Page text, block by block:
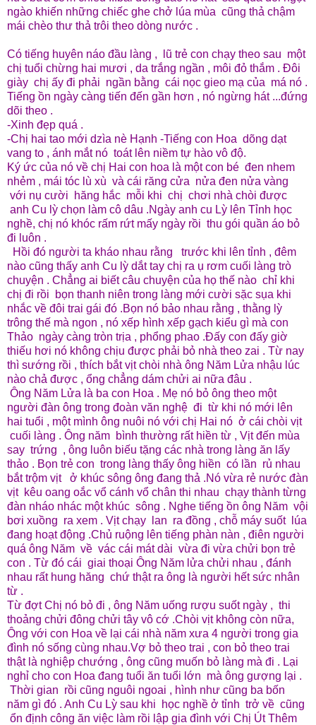
ngào khiến những chiếc ghe chở lúa mùa cũng thả chậm
mái chèo thư thả trôi theo dòng nước .
Có tiếng huyên náo đầu làng , lũ trẻ con chạy theo sau một
chị tuổi chừng hai mươi , da trắng ngần , môi đỏ thắm . Đôi
giày chị ấy đi phải ngần bằng cái nọc gieo mạ của má nó .
Tiếng ồn ngày càng tiến đến gần hơn , nó ngừng hát ...đứng
dõi theo .
-Xinh đẹp quá .
-Chị hai tao mới dzìa nè Hạnh -Tiếng con Hoa dõng dạt
vang to , ánh mắt nó toát lên niềm tự hào vô độ.
Ký ức của nó về chị Hai con hoa là một con bé đen nhem
nhẻm , mái tóc lù xù và cái răng cửa nửa đen nửa vàng
với nụ cười hăng hắc mỗi khi chị chơi nhà chòi được
anh Cu lỳ chọn làm cô dâu .Ngày anh cu Lỳ lên Tỉnh học
nghề, chị nó khóc rấm rứt mấy ngày rồi thu gói quần áo bỏ
đi luôn .
Hồi đó người ta kháo nhau rằng trước khi lên tỉnh , đêm
nào cũng thấy anh Cu lỳ dắt tay chị ra ụ rơm cuối làng trò
chuyện . Chẳng ai biết câu chuyện của họ thế nào chỉ khi
chị đi rồi bọn thanh niên trong làng mới cười sặc sụa khi
nhắc về đôi trai gái đó .Bọn nó bảo nhau rằng , thằng lỳ
trông thế mà ngon , nó xếp hình xếp gạch kiểu gì mà con
Thảo ngày càng tròn trịa , phổng phao .Đấy con đấy giờ
thiếu hơi nó không chịu được phải bỏ nhà theo zai . Từ nay
thì sướng rồi , thích bắt vịt chòi nhà ông Năm Lửa nhậu lúc
nào chả được , ổng chẳng dám chửi ai nữa đâu .
Ông Năm Lửa là ba con Hoa . Mẹ nó bỏ ông theo một
người đàn ông trong đoàn văn nghệ đi từ khi nó mới lên
hai tuổi , một mình ông nuôi nó với chị Hai nó ở cái chòi vịt
cuối làng . Ông năm bình thường rất hiền từ , Vịt đến mùa
say trứng , ông luôn biếu tặng các nhà trong làng ăn lấy
thảo . Bọn trẻ con trong làng thấy ông hiền có lần rủ nhau
bắt trộm vịt ở khúc sông ông đang thả .Nó vừa rẻ nước đàn
vịt kêu oang oắc vổ cánh vổ chân thi nhau chạy thành từng
đàn nháo nhác một khúc sông . Nghe tiếng ồn ông Năm vội
bơi xuồng ra xem . Vịt chạy lan ra đồng , chỗ máy suốt lúa
đang hoạt động .Chủ ruộng lên tiếng phàn nàn , điên người
quá ông Năm về vác cái mát dài vừa đi vừa chửi bọn trẻ
con . Từ đó cái giai thoại Ông Năm lửa chửi nhau , đánh
nhau rất hung hăng chứ thật ra ông là người hết sức nhân
từ .
Từ đợt Chị nó bỏ đi , ông Năm uống rượu suốt ngày , thi
thoảng chửi đông chửi tây vô cớ .Chòi vịt không còn nữa,
Ông với con Hoa về lại cái nhà năm xưa 4 người trong gia
đình nó sống cùng nhau.Vợ bỏ theo trai , con bỏ theo trai
thật là nghiệp chướng , ông cũng muốn bỏ làng mà đi . Lại
nghỉ cho con Hoa đang tuổi ăn tuổi lớn mà ông gượng lại .
Thời gian rồi cũng nguôi ngoai , hình như cũng ba bốn
năm gì đó . Anh Cu Lỳ sau khi học nghề ở tỉnh trở về cũng
ổn định công ăn việc làm rồi lập gia đình với Chị Út Thêm